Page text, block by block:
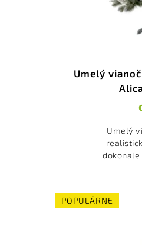
Umelý
Umelý
dokonale
BOROVICA
POPULÁRNE